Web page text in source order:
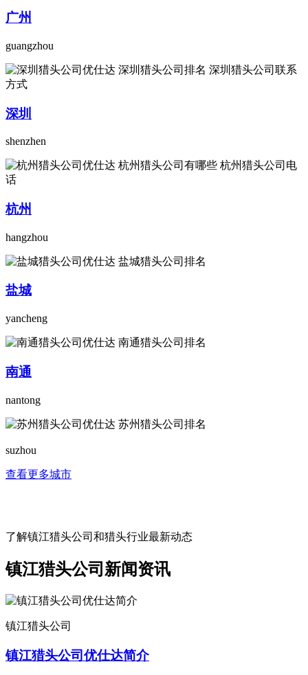
广州
guangzhou
深圳
shenzhen
杭州
hangzhou
盐城
yancheng
南通
nantong
suzhou
查看更多城市
了解镇江猎头公司和猎头行业最新动态
镇江猎头公司新闻资讯
镇江猎头公司
镇江猎头公司优仕达简介